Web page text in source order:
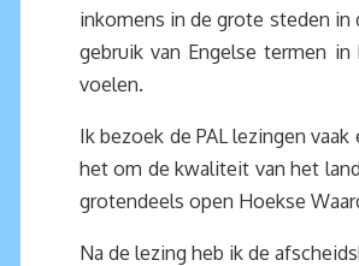
inkomens in de grote steden in
gebruik van Engelse termen
voelen.
Ik bezoek de PAL lezingen
het om de kwaliteit van het
grotendeels open Hoekse
Na de lezing heb ik de